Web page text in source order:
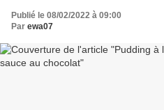
Publié le 08/02/2022 à 09:00
Par ewa07